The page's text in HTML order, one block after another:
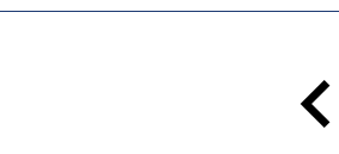
keyboard_arrow_left